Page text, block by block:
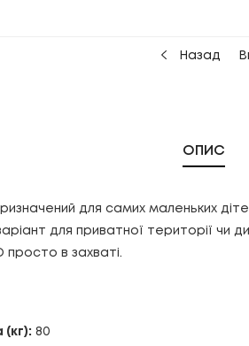
Назад
ОПИС
для самих маленьких
для приватної території
просто в захваті.
80